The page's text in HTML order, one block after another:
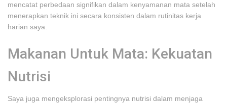
mencatat perbedaan signifikan dalam kenyamanan mata setelah
menerapkan teknik ini secara konsisten dalam rutinitas kerja
harian saya.
Makanan Untuk Mata: Kekuatan
Nutrisi
Saya juga mengeksplorasi pentingnya nutrisi dalam menjaga